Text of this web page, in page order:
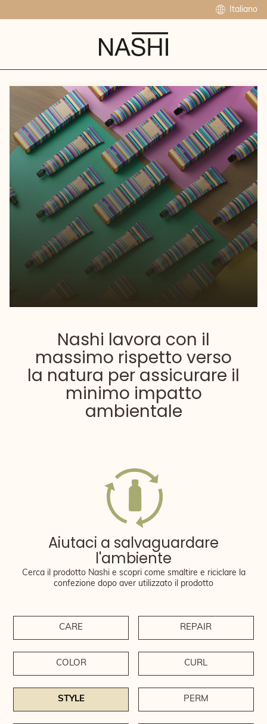
Italiano
Nashi lavora con il
massimo rispetto verso
la natura per assicurare il
minimo impatto
ambientale
Aiutaci a salvaguardare
l'ambiente
Cerca il prodotto Nashi e scopri come smaltire e riciclare la
confezione dopo aver utilizzato il prodotto
CARE REPAIR
COLOR CURL
STYLE PERM